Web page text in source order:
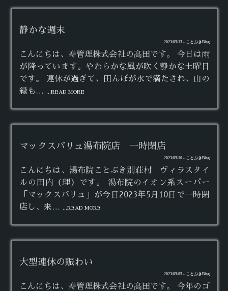
静かな週末
2023/05/13 - ことぶきBlog
こんにちは、寿管理株式会社の髙田です。 今日は雨
が降っています。やわらかな風が吹く静かな土曜日
です。 連休が過ぎて、田んぼが水で満たされ、山の
緑も…
...READ MORE
マックスバリュ湯布院店 一時閉店
2023/05/10 - ことぶきBlog
こんにちは、湯布院ことぶき別荘村 ヴィラスタイ
ルの田内（理）です。 湯布院のイオン系スーパー
「マックスバリュ」が今日2023年5月10日で一時閉
店し、来…
...READ MORE
大型連休の賑わい
2023/05/05 - ことぶきBlog
こんにちは、寿管理株式会社の髙田です。 今年のゴ